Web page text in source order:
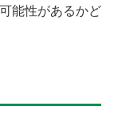
能性があるかど